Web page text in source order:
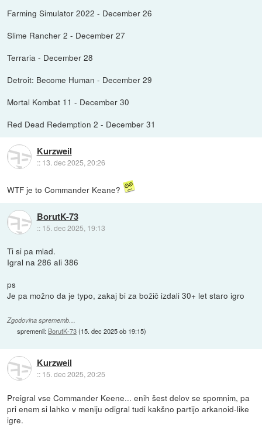
Farming Simulator 2022 - December 26
Slime Rancher 2 - December 27
Terraria - December 28
Detroit: Become Human - December 29
Mortal Kombat 11 - December 30
Red Dead Redemption 2 - December 31
Kurzweil
:: 13. dec 2025, 20:26
WTF je to Commander Keane?
BorutK-73
:: 15. dec 2025, 19:13
Ti si pa mlad.
Igral na 286 ali 386
ps
Je pa možno da je typo, zakaj bi za božič izdali 30+ let staro igro
Zgodovina sprememb…
spremenil: BorutK-73(15. dec 2025 ob 19:15)
Kurzweil
:: 15. dec 2025, 20:25
Preigral vse Commander Keene... enih šest delov se spomnim, pa
pri enem si lahko v meniju odigral tudi kakšno partijo arkanoid-like
igre.